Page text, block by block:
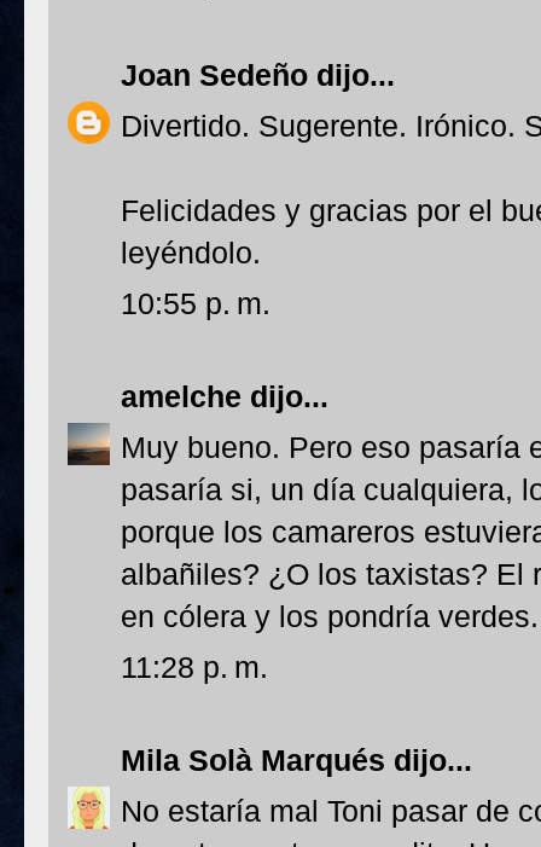
Joan Sedeño dijo...
Divertido. Sugerente. Irónico.
Felicidades y gracias por el
leyéndolo.
10:55 p. m.
amelche dijo...
Muy bueno. Pero eso pasaría
pasaría si, un día cualquiera,
porque los camareros
albañiles? ¿O los taxistas? El
en cólera y los pondría verdes.
11:28 p. m.
Mila Solà Marqués dijo...
No estaría mal Toni pasar de